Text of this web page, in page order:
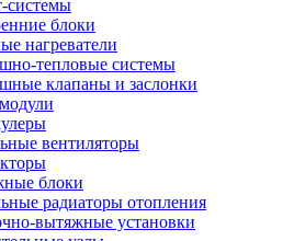
системы
блоки
нагреватели
тепловые системы
клапаны и заслонки
вентиляторы
блоки
радиаторы отопления
вытяжные установки